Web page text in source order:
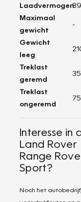
Laadvermogen
Maximaal
gewicht
-
Gewicht
leeg
Treklast
geremd
Treklast
ongeremd
Interesse in
Land Rover
Range
Sport?
Noch het